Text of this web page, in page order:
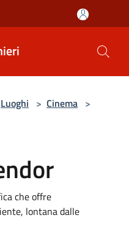
Luoghi > Cinema >
che offre
lontana dalle